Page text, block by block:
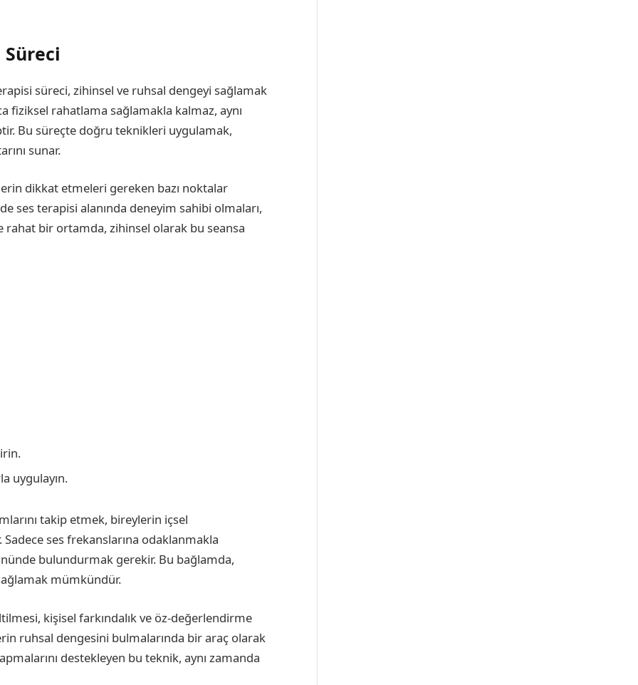
Süreci
süreci, zihinsel ve ruhsal dengeyi sağlamak
fiziksel rahatlama sağlamakla kalmaz, aynı
Bu süreçte doğru teknikleri uygulamak,
sunar.
dikkat etmeleri gereken bazı noktalar
ses terapisi alanında deneyim sahibi olmaları,
rahat bir ortamda, zihinsel olarak bu seansa
uygulayın.
takip etmek, bireylerin içsel
ses frekanslarına odaklanmakla
bulundurmak gerekir. Bu bağlamda,
mümkündür.
kişisel farkındalık ve öz-değerlendirme
ruhsal dengesini bulmalarında bir araç olarak
destekleyen bu teknik, aynı zamanda